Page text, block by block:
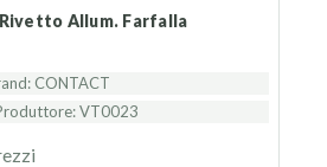
Rivetto Allum. Farfalla
CONTACT
VT0023